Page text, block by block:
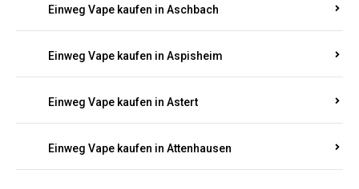
Einweg Vape kaufen in Aschbach
Einweg Vape kaufen in Aspisheim
Einweg Vape kaufen in Astert
Einweg Vape kaufen in Attenhausen